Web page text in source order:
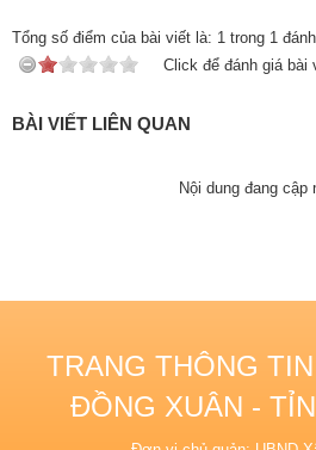
Tổng số điểm của bài viết là: 1 trong 1
Click để đánh giá bài
BÀI VIẾT LIÊN QUAN
Nội dung đang cập
TRANG THÔNG
ĐỒNG XUÂN -